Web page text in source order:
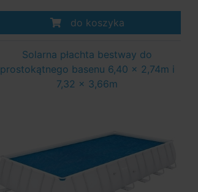
do koszyka
Solarna płachta bestway do
prostokątnego basenu 6,40 x 2,74m i
7,32 x 3,66m